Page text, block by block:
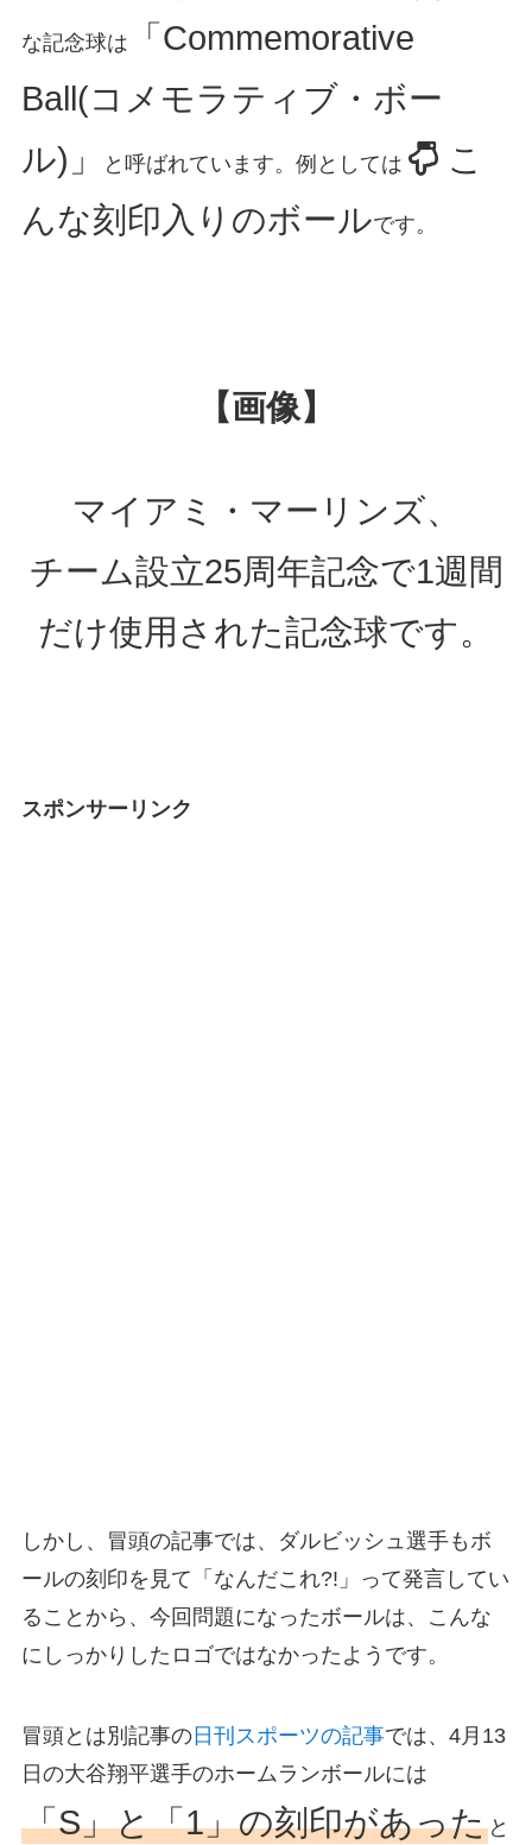
な記念球は
「Commemorative
Ball(コメモラティブ・ボー
ル)」
と呼ばれています。例としては
こ
んな刻印入りのボールです。
【画像】
マイアミ・マーリンズ、
チーム設立25周年記念で1週間
だけ使用された記念球です。
スポンサーリンク
しかし、冒頭の記事では、ダルビッシュ選手もボ
ールの刻印を見て「なんだこれ?!」って発言してい
ることから、今回問題になったボールは、こんな
にしっかりしたロゴではなかったようです。
冒頭とは別記事の日刊スポーツの記事では、4月13
日の大谷翔平選手のホームランボールには
「S」と「1」の刻印があったと